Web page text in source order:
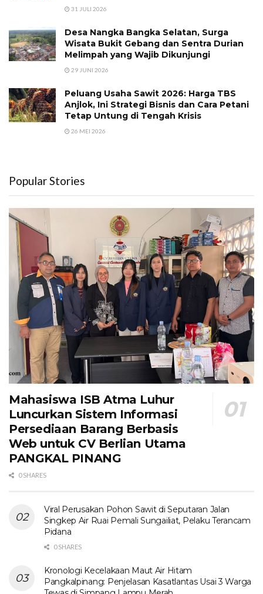
31 JULI 2026
Desa Nangka Bangka Selatan, Surga
Wisata Bukit Gebang dan Sentra Durian
Melimpah yang Wajib Dikunjungi
29 JUNI 2026
Peluang Usaha Sawit 2026: Harga TBS
Anjlok, Ini Strategi Bisnis dan Cara Petani
Tetap Untung di Tengah Krisis
26 MEI 2026
Popular Stories
Mahasiswa ISB Atma Luhur
Luncurkan Sistem Informasi
Persediaan Barang Berbasis
Web untuk CV Berlian Utama​
PANGKAL PINANG
0 SHARES
Viral Perusakan Pohon Sawit di Seputaran Jalan
Singkep Air Ruai Pemali Sungailiat, Pelaku Terancam
Pidana
0 SHARES
Kronologi Kecelakaan Maut Air Hitam
Pangkalpinang: Penjelasan Kasatlantas Usai 3 Warga